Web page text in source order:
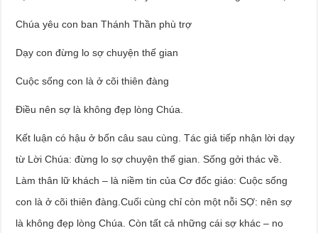
Chúa yêu con ban Thánh Thần phù trợ
Dạy con đừng lo sợ chuyện thế gian
Cuộc sống con là ở cõi thiên đàng
Điều nên sợ là không đẹp lòng Chúa.
Kết luận có hậu ở bốn câu sau cùng. Tác giả tiếp nhận lời dạy
từ Lời Chúa: đừng lo sợ chuyện thế gian. Sống gởi thác về.
Làm thân lữ khách – là niềm tin của Cơ đốc giáo: Cuộc sống
con là ở cõi thiên đàng.Cuối cùng chỉ còn một nỗi SỢ: nên sợ
là không đẹp lòng Chúa. Còn tất cả những cái sợ khác – no